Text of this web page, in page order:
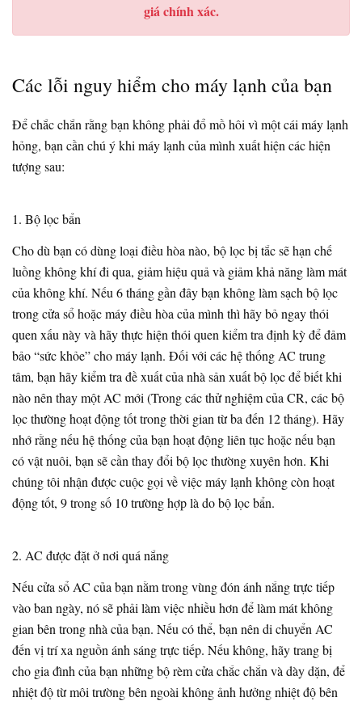
giá chính xác.
Các lỗi nguy hiểm cho máy lạnh của bạn
Để chắc chắn rằng bạn không phải đổ mồ hôi vì một cái máy lạnh
hỏng, bạn cần chú ý khi máy lạnh của mình xuất hiện các hiện
tượng sau:
1. Bộ lọc bẩn
Cho dù bạn có dùng loại điều hòa nào, bộ lọc bị tắc sẽ hạn chế
luồng không khí đi qua, giảm hiệu quả và giảm khả năng làm mát
của không khí. Nếu 6 tháng gần đây bạn không làm sạch bộ lọc
trong cửa sổ hoặc máy điều hòa của mình thì hãy bỏ ngay thói
quen xấu này và hãy thực hiện thói quen kiểm tra định kỳ để đảm
bảo “sức khỏe” cho máy lạnh. Đối với các hệ thống AC trung
tâm, bạn hãy kiểm tra đề xuất của nhà sản xuất bộ lọc để biết khi
nào nên thay một AC mới (Trong các thử nghiệm của CR, các bộ
lọc thường hoạt động tốt trong thời gian từ ba đến 12 tháng). Hãy
nhớ rằng nếu hệ thống của bạn hoạt động liên tục hoặc nếu bạn
có vật nuôi, bạn sẽ cần thay đổi bộ lọc thường xuyên hơn. Khi
chúng tôi nhận được cuộc gọi về việc máy lạnh không còn hoạt
động tốt, 9 trong số 10 trường hợp là do bộ lọc bẩn.
2. AC được đặt ở nơi quá nắng
Nếu cửa sổ AC của bạn nằm trong vùng đón ánh nắng trực tiếp
vào ban ngày, nó sẽ phải làm việc nhiều hơn để làm mát không
gian bên trong nhà của bạn. Nếu có thể, bạn nên di chuyển AC
đến vị trí xa nguồn ánh sáng trực tiếp. Nếu không, hãy trang bị
cho gia đình của bạn những bộ rèm cửa chắc chắn và dày dặn, để
nhiệt độ từ môi trường bên ngoài không ảnh hưởng nhiệt độ bên